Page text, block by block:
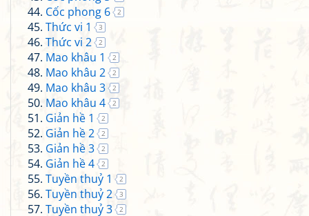
Cốc phong 6 2
Thức vi 1 3
Thức vi 2 2
Mao khâu 1 2
Mao khâu 2 2
Mao khâu 3 2
Mao khâu 4 2
Giản hề 1 2
Giản hề 2 2
Giản hề 3 2
Giản hề 4 2
Tuyền thuỷ 1 2
Tuyền thuỷ 2 3
Tuyền thuỷ 3 2